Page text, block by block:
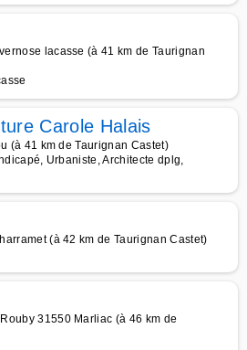
lacasse (à 41 km de Taurignan
Carole Halais
(à 41 km de Taurignan Castet)
Urbaniste, Architecte dplg,
(à 42 km de Taurignan Castet)
31550 Marliac (à 46 km de